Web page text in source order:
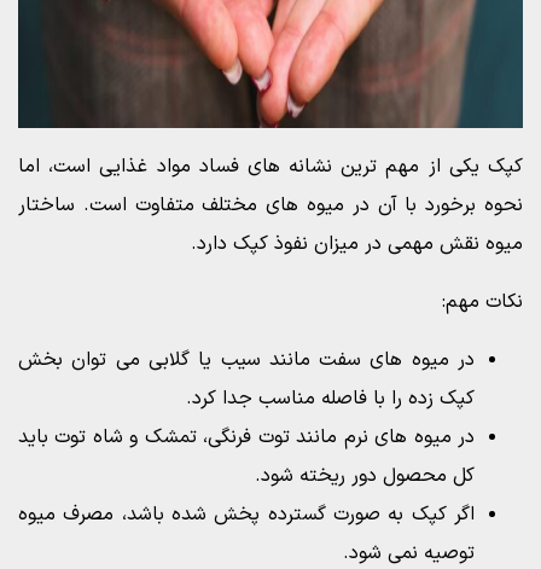
کپک یکی از مهم ترین نشانه های فساد مواد غذایی است، اما
نحوه برخورد با آن در میوه های مختلف متفاوت است. ساختار
میوه نقش مهمی در میزان نفوذ کپک دارد.
نکات مهم:
در میوه های سفت مانند سیب یا گلابی می توان بخش
کپک زده را با فاصله مناسب جدا کرد.
در میوه های نرم مانند توت فرنگی، تمشک و شاه توت باید
کل محصول دور ریخته شود.
اگر کپک به صورت گسترده پخش شده باشد، مصرف میوه
توصیه نمی شود.